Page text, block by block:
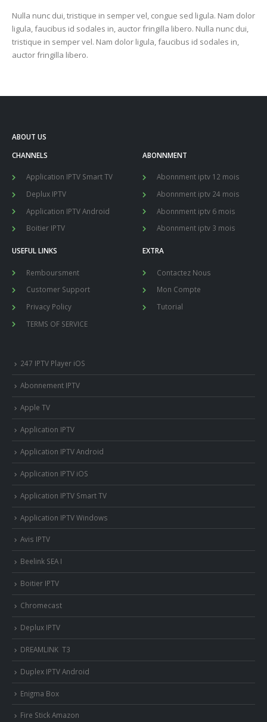
Nulla nunc dui, tristique in semper vel, congue sed ligula. Nam dolor
ligula, faucibus id sodales in, auctor fringilla libero. Nulla nunc dui,
tristique in semper vel. Nam dolor ligula, faucibus id sodales in,
auctor fringilla libero.
ABOUT US
CHANNELS
Application IPTV Smart TV
Deplux IPTV
Application IPTV Android
Boitier IPTV
ABONNMENT
Abonnment iptv 12 mois
Abonnment iptv 24 mois
Abonnment iptv 6 mois
Abonnment iptv 3 mois
USEFUL LINKS
Remboursment
Customer Support
Privacy Policy
TERMS OF SERVICE
EXTRA
Contactez Nous
Mon Compte
Tutorial
247 IPTV Player iOS
Abonnement IPTV
Apple TV
Application IPTV
Application IPTV Android
Application IPTV iOS
Application IPTV Smart TV
Application IPTV Windows
Avis IPTV
Beelink SEA I
Boitier IPTV
Chromecast
Deplux IPTV
DREAMLINK T3
Duplex IPTV Android
Enigma Box
Fire Stick Amazon